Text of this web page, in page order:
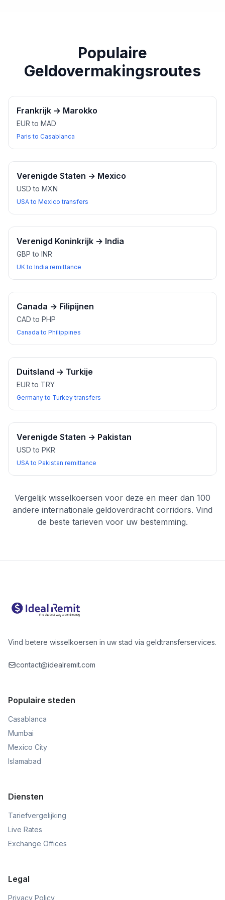
Populaire
Geldovermakingsroutes
Frankrijk → Marokko
EUR to MAD
Paris to Casablanca
Verenigde Staten → Mexico
USD to MXN
USA to Mexico transfers
Verenigd Koninkrijk → India
GBP to INR
UK to India remittance
Canada → Filipijnen
CAD to PHP
Canada to Philippines
Duitsland → Turkije
EUR to TRY
Germany to Turkey transfers
Verenigde Staten → Pakistan
USD to PKR
USA to Pakistan remittance
Vergelijk wisselkoersen voor deze en meer dan 100
andere internationale geldoverdracht corridors. Vind
de beste tarieven voor uw bestemming.
Vind betere wisselkoersen in uw stad via geldtransferservices.
contact@idealremit.com
Populaire steden
Casablanca
Mumbai
Mexico City
Islamabad
Diensten
Tariefvergelijking
Live Rates
Exchange Offices
Legal
Privacy Policy